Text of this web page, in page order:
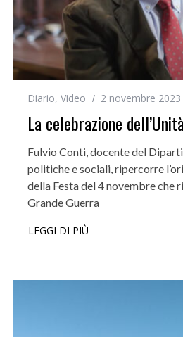
Diario, Video 2 novembre 2023
La celebrazione
Fulvio Conti, docente del
politiche e sociali, ripercorre
della Festa del 4 novembre che
Grande Guerra
LEGGI DI PIÙ